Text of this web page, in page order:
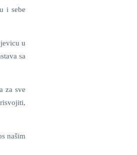
i sebe
u
sa
za sve
našim